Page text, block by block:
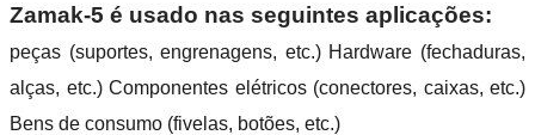
Zamak-5 é usado nas seguintes aplicações:
peças (suportes, engrenagens, etc.) Hardware (fechaduras,
alças, etc.) Componentes elétricos (conectores, caixas, etc.)
Bens de consumo (fivelas, botões, etc.)